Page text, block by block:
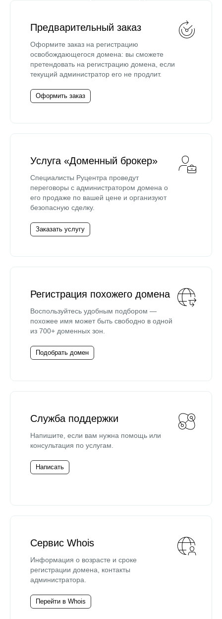
Предварительный заказ
Оформите заказ на регистрацию
освобождающегося домена: вы сможете
претендовать на регистрацию домена, если
текущий администратор его не продлит.
Оформить заказ
Услуга «Доменный брокер»
Специалисты Руцентра проведут
переговоры с администратором домена о
его продаже по вашей цене и организуют
безопасную сделку.
Заказать услугу
Регистрация похожего домена
Воспользуйтесь удобным подбором —
похожее имя может быть свободно в одной
из 700+ доменных зон.
Подобрать домен
Служба поддержки
Напишите, если вам нужна помощь или
консультация по услугам.
Написать
Сервис Whois
Информация о возрасте и сроке
регистрации домена, контакты
администратора.
Перейти в Whois